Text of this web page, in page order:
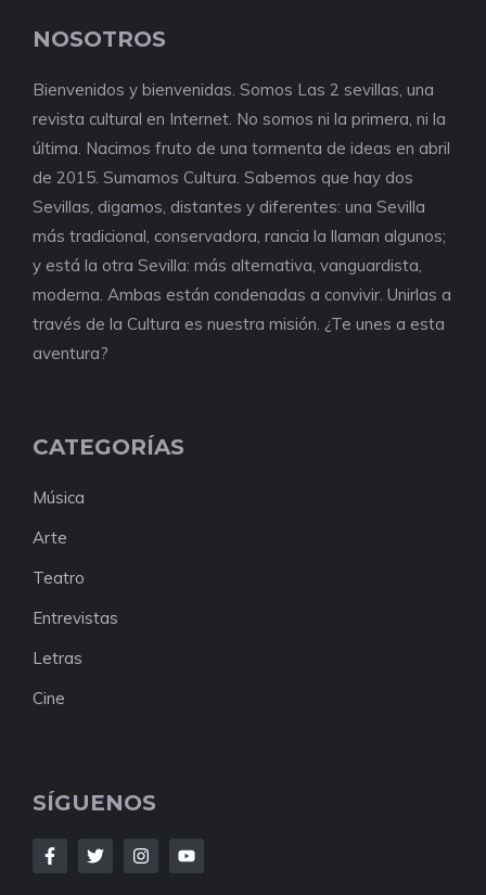
NOSOTROS
Bienvenidos y bienvenidas. Somos Las 2 sevillas, una
revista cultural en Internet. No somos ni la primera, ni la
última. Nacimos fruto de una tormenta de ideas en abril
de 2015. Sumamos Cultura. Sabemos que hay dos
Sevillas, digamos, distantes y diferentes: una Sevilla
más tradicional, conservadora, rancia la llaman algunos;
y está la otra Sevilla: más alternativa, vanguardista,
moderna. Ambas están condenadas a convivir. Unirlas a
través de la Cultura es nuestra misión. ¿Te unes a esta
aventura?
CATEGORÍAS
Música
Arte
Teatro
Entrevistas
Letras
Cine
SÍGUENOS